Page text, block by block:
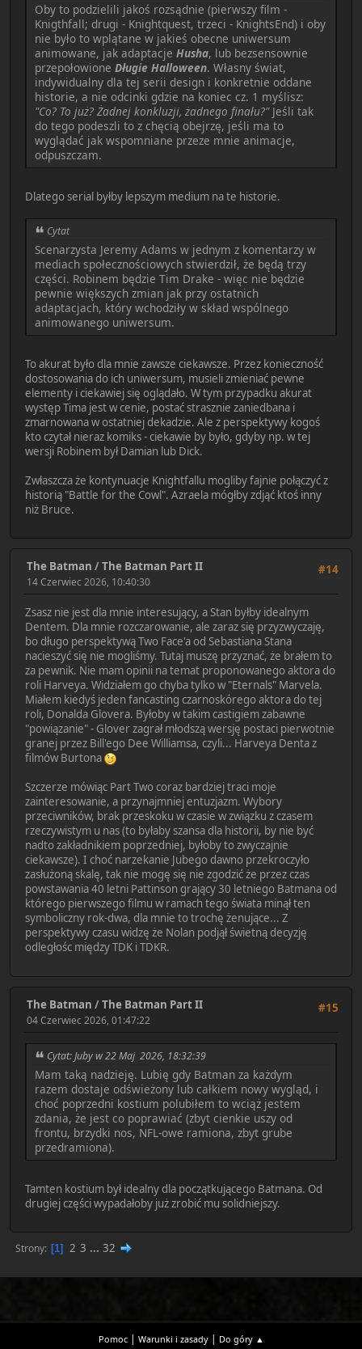
Oby to podzielili jakoś rozsądnie (pierwszy film -
Knigthfall; drugi - Knightquest, trzeci - KnightsEnd) i oby
nie było to wplątane w jakieś obecne uniwersum
animowane, jak adaptacje Husha, lub bezsensownie
przepołowione Długie Halloween. Własny świat,
indywidualny dla tej serii design i konkretnie oddane
historie, a nie odcinki gdzie na koniec cz. 1 myślisz:
"Co? To już? Żadnej konkluzji, żadnego finału?"Jeśli tak
do tego podeszli to z chęcią obejrzę, jeśli ma to
wyglądać jak wspomniane przeze mnie animacje,
odpuszczam.
Dlatego serial byłby lepszym medium na te historie.
Cytat
Scenarzysta Jeremy Adams w jednym z komentarzy w
mediach społecznościowych stwierdził, że będą trzy
części. Robinem będzie Tim Drake - więc nie będzie
pewnie większych zmian jak przy ostatnich
adaptacjach, który wchodziły w skład wspólnego
animowanego uniwersum.
To akurat było dla mnie zawsze ciekawsze. Przez konieczność
dostosowania do ich uniwersum, musieli zmieniać pewne
elementy i ciekawiej się oglądało. W tym przypadku akurat
występ Tima jest w cenie, postać strasznie zaniedbana i
zmarnowana w ostatniej dekadzie. Ale z perspektywy kogoś
kto czytał nieraz komiks - ciekawie by było, gdyby np. w tej
wersji Robinem był Damian lub Dick.
Zwłaszcza że kontynuacje Knightfallu mogliby fajnie połączyć z
historią "Battle for the Cowl". Azraela mógłby zdjąć ktoś inny
niż Bruce.
#14
The Batman /The Batman Part II
14 Czerwiec 2026, 10:40:30
Zsasz nie jest dla mnie interesujący, a Stan byłby idealnym
Dentem. Dla mnie rozczarowanie, ale zaraz się przyzwyczaję,
bo długo perspektywą Two Face'a od Sebastiana Stana
nacieszyć się nie mogliśmy. Tutaj muszę przyznać, że brałem to
za pewnik. Nie mam opinii na temat proponowanego aktora do
roli Harveya. Widziałem go chyba tylko w "Eternals" Marvela.
Miałem kiedyś jeden fancasting czarnoskórego aktora do tej
roli, Donalda Glovera. Byłoby w takim castigiem zabawne
"powiązanie" - Glover zagrał młodszą wersję postaci pierwotnie
granej przez Bill'ego Dee Williamsa, czyli... Harveya Denta z
filmów Burtona
Szczerze mówiąc Part Two coraz bardziej traci moje
zainteresowanie, a przynajmniej entuzjazm. Wybory
przeciwników, brak przeskoku w czasie w związku z czasem
rzeczywistym u nas (to byłaby szansa dla historii, by nie być
nadto zakładnikiem poprzedniej, byłoby to zwyczajnie
ciekawsze). I choć narzekanie Jubego dawno przekroczyło
zasłużoną skalę, tak nie mogę się nie zgodzić że przez czas
powstawania 40 letni Pattinson grający 30 letniego Batmana od
którego pierwszego filmu w ramach tego świata minął ten
symboliczny rok-dwa, dla mnie to trochę żenujące... Z
perspektywy czasu widzę że Nolan podjął świetną decyzję
odległośc między TDK i TDKR.
#15
The Batman /The Batman Part II
04 Czerwiec 2026, 01:47:22
Cytat: Juby w 22 Maj 2026, 18:32:39
Mam taką nadzieję. Lubię gdy Batman za każdym
razem dostaje odświeżony lub całkiem nowy wygląd, i
choć poprzedni kostium polubiłem to wciąż jestem
zdania, że jest co poprawiać (zbyt cienkie uszy od
frontu, brzydki nos, NFL-owe ramiona, zbyt grube
przedramiona).
Tamten kostium był idealny dla początkującego Batmana. Od
drugiej części wypadałoby już zrobić mu solidniejszy.
Strony 1 2 3 ... 32
Pomoc| Warunki i zasady| Do góry ▲